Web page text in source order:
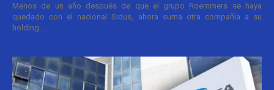
Menos de un año después de que el grupo Roemmers se haya
quedado con el nacional Sidus, ahora suma otra compañía a su
holding....